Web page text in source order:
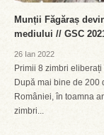
Munții Făgăraș
mediului // GSC
26 Ian 2022
Primii 8 zimbri
După mai bine de 200
României, în toamna
zimbri...